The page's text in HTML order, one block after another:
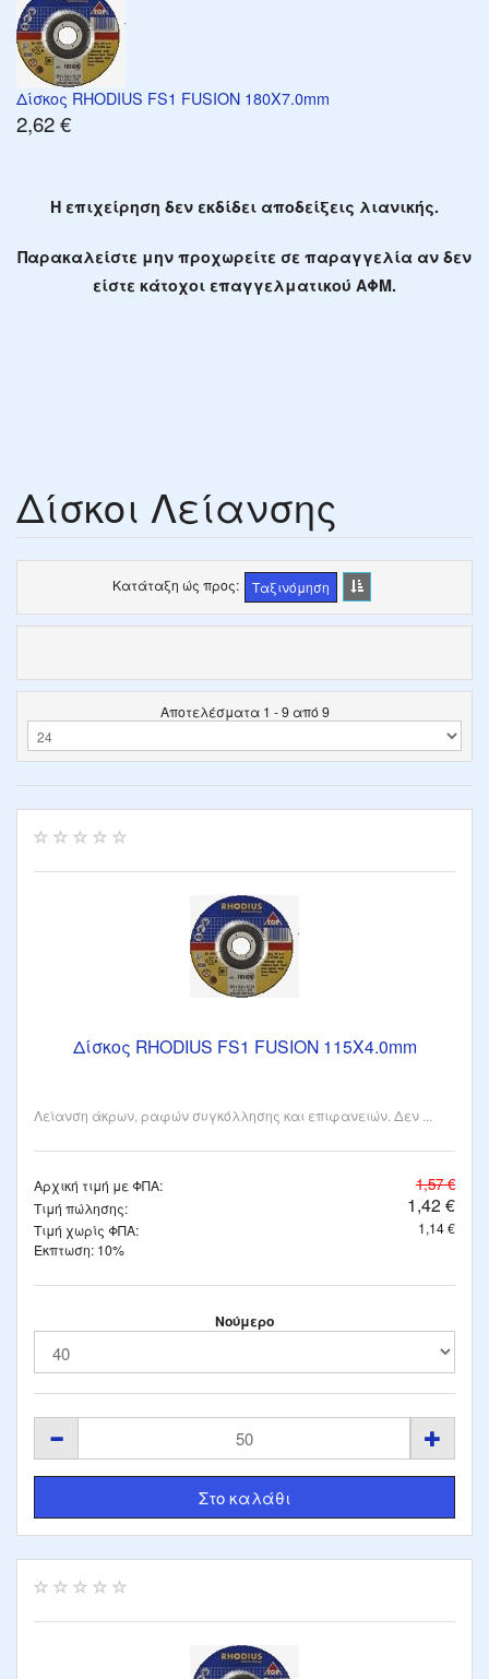
Δίσκος RHODIUS FS1 FUSION 180X7.0mm
2,62 €
Η επιχείρηση δεν εκδίδει αποδείξεις λιανικής.
Παρακαλείστε μην προχωρείτε σε παραγγελία αν δεν
είστε κάτοχοι επαγγελματικού ΑΦΜ.
Δίσκοι Λείανσης
Κατάταξη ώς προς Ταξινόμηση
Αποτελέσματα 1 - 9 από 9
Δίσκος RHODIUS FS1 FUSION 115X4.0mm
Λείανση άκρων, ραφών συγκόλλησης και επιφανειών. Δεν ...
Αρχική τιμή με ΦΠΑ: 1,57 €
Τιμή πώλησης: 1,42 €
Τιμή χωρίς ΦΠΑ:
1,14 €
Έκπτωση: 10%
Νούμερο